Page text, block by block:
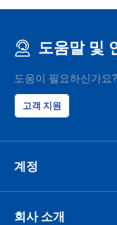
도움말 및
도움이 필요하신가요
고객 지원
계정
회사 소개